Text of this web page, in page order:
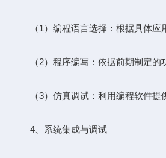
（1）编程语言选择：根据具体应用
（2）程序编写：依据前期制定的功
（3）仿真调试：利用编程软件提供
4、系统集成与调试